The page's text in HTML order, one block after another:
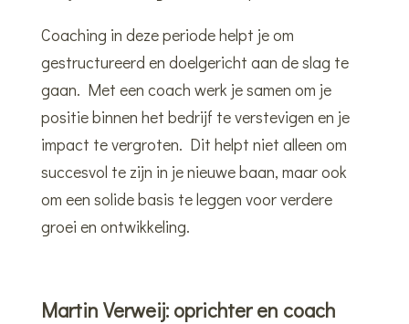
Coaching in deze periode helpt je om
gestructureerd en doelgericht aan de slag te
gaan. Met een coach werk je samen om je
positie binnen het bedrijf te verstevigen en je
impact te vergroten. Dit helpt niet alleen om
succesvol te zijn in je nieuwe baan, maar ook
om een solide basis te leggen voor verdere
groei en ontwikkeling.
Martin Verweij: oprichter en coach